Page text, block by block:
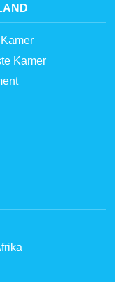
Kamer